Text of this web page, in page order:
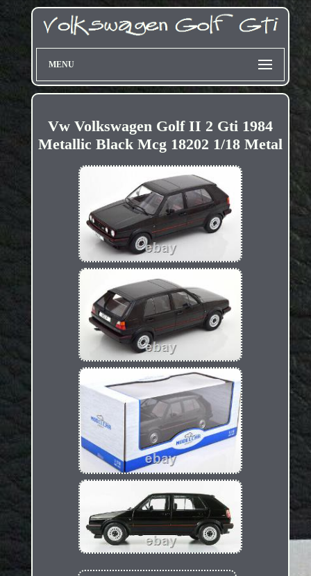
MENU
Vw Volkswagen Golf II 2 Gti 1984
Metallic Black Mcg 18202 1/18 Metal